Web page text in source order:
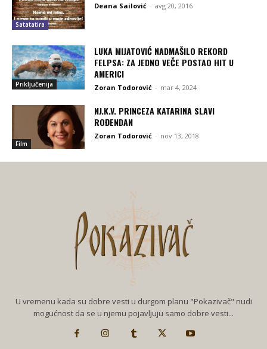
Satatatira
Deana Sailović - avg 20, 2016
Priključenija
LUKA MIJATOVIĆ NADMAŠILO REKORD
FELPSA: ZA JEDNO VEČE POSTAO HIT U
AMERICI
Zoran Todorović - mar 4, 2024
Film
NJ.K.V. PRINCEZA KATARINA SLAVI
ROĐENDAN
Zoran Todorović - nov 13, 2018
U vremenu kada su dobre vesti u durgom planu "Pokazivač" nudi
mogućnost da se u njemu pojavljuju samo dobre vesti...